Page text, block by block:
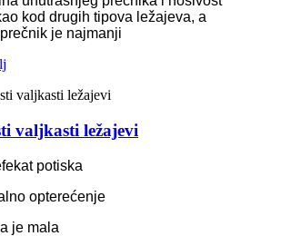
kod drugih tipova ležajeva, a
je najmanji
valjkasti ležajevi
potiska
opterećenje
je mala